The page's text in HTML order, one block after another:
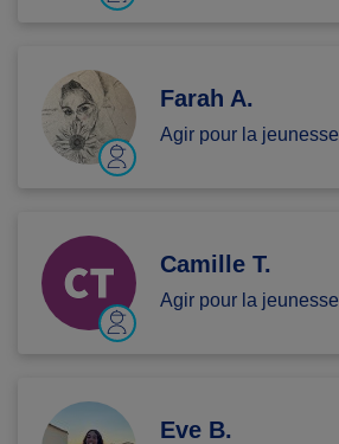
Farah A.
Agir pour la jeunesse
Camille T.
Agir pour la jeunesse
Eve B.